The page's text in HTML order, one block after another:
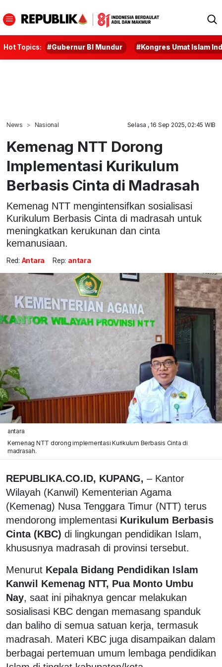
Hot Topics: #Gubernur BI Mundur #Kongres Umat Islam
News Nasional Selasa , 16 Sep 2025, 02:45 WIB
Kemenag NTT Dorong
Implementasi Kurikulum
Berbasis Cinta di Madrasah
Kemenag NTT mengintensifkan sosialisasi
Kurikulum Berbasis Cinta di madrasah untuk
meningkatkan kerukunan dan cinta
kemanusiaan.
Red: Antara Rep: antara
antara
Kemenag NTT dorong implementasi Kurikulum Berbasis Cinta di
madrasah.
REPUBLIKA.CO.ID, KUPANG, – Kantor
Wilayah (Kanwil) Kementerian Agama
(Kemenag) Nusa Tenggara Timur (NTT) terus
mendorong implementasi Kurikulum Berbasis
Cinta (KBC) di lingkungan pendidikan Islam,
khususnya madrasah di provinsi tersebut.
Menurut Kepala Bidang Pendidikan Islam
Kanwil Kemenag NTT, Pua Monto Umbu
Nay, saat ini pihaknya gencar melakukan
sosialisasi KBC dengan memasang spanduk
dan baliho di semua satuan kerja, termasuk
madrasah. Materi KBC juga disampaikan dalam
berbagai pertemuan umum lembaga pendidikan